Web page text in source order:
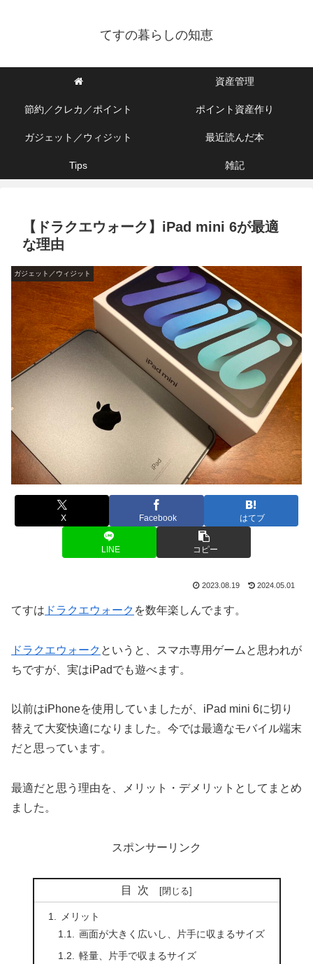
てすの暮らしの知恵
資産管理
節約／クレカ／ポイント ポイント資産作り
ガジェット／ウィジット 最近読んだ本
Tips 雑記
【ドラクエウォーク】iPad mini 6が最適
な理由
ガジェット／ウィジット
X Facebook はてブ
LINE コピー
2023.08.19 2024.05.01
てすは ドラクエウォーク を数年楽しんでます。
ドラクエウォーク というと、スマホ専用ゲームと思われが
ちですが、実はiPadでも遊べます。
以前はiPhoneを使用していましたが、iPad mini 6に切り
替えて大変快適になりました。今では最適なモバイル端末
だと思っています。
最適だと思う理由を、メリット・デメリットとしてまとめ
ました。
スポンサーリンク
目次
メリット
画面が大きく広いし、片手に収まるサイズ
軽量、片手で収まるサイズ